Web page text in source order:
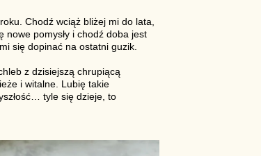
Chodź wciąż bliżej mi do lata,
nowe pomysły i chodź doba jest
się dopinać na ostatni guzik.
z dzisiejszą chrupiącą
i witalne. Lubię takie
tyle się dzieje, to